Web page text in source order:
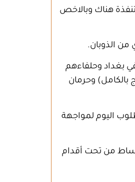
هناك وبالاخص
من الذوبان.
بغداد وحلفاءهم
بالكامل) وحرمان
اليوم لمواجهة
من تحت أقدام